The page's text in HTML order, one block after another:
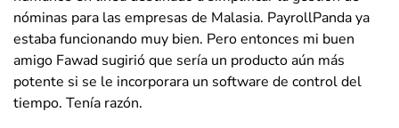
nóminas para las empresas de Malasia. PayrollPanda ya
estaba funcionando muy bien. Pero entonces mi buen
amigo Fawad sugirió que sería un producto aún más
potente si se le incorporara un software de control del
tiempo. Tenía razón.